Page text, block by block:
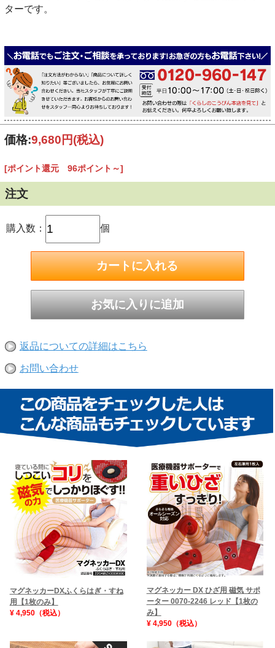
ターです。
価格:9,680円(税込)
[ポイント還元 96ポイント～]
注文
購入数： 個
返品についての詳細はこちら
お問い合わせ
マグネッカーDXふくらはぎ・すね
用【1枚のみ】
¥ 4,950（税込）
マグネッカー DX ひざ用 磁気 サポ
ーター 0070-2246 レッド【1枚の
み】
¥ 4,950（税込）